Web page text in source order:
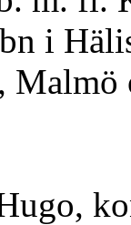
i
Malmö